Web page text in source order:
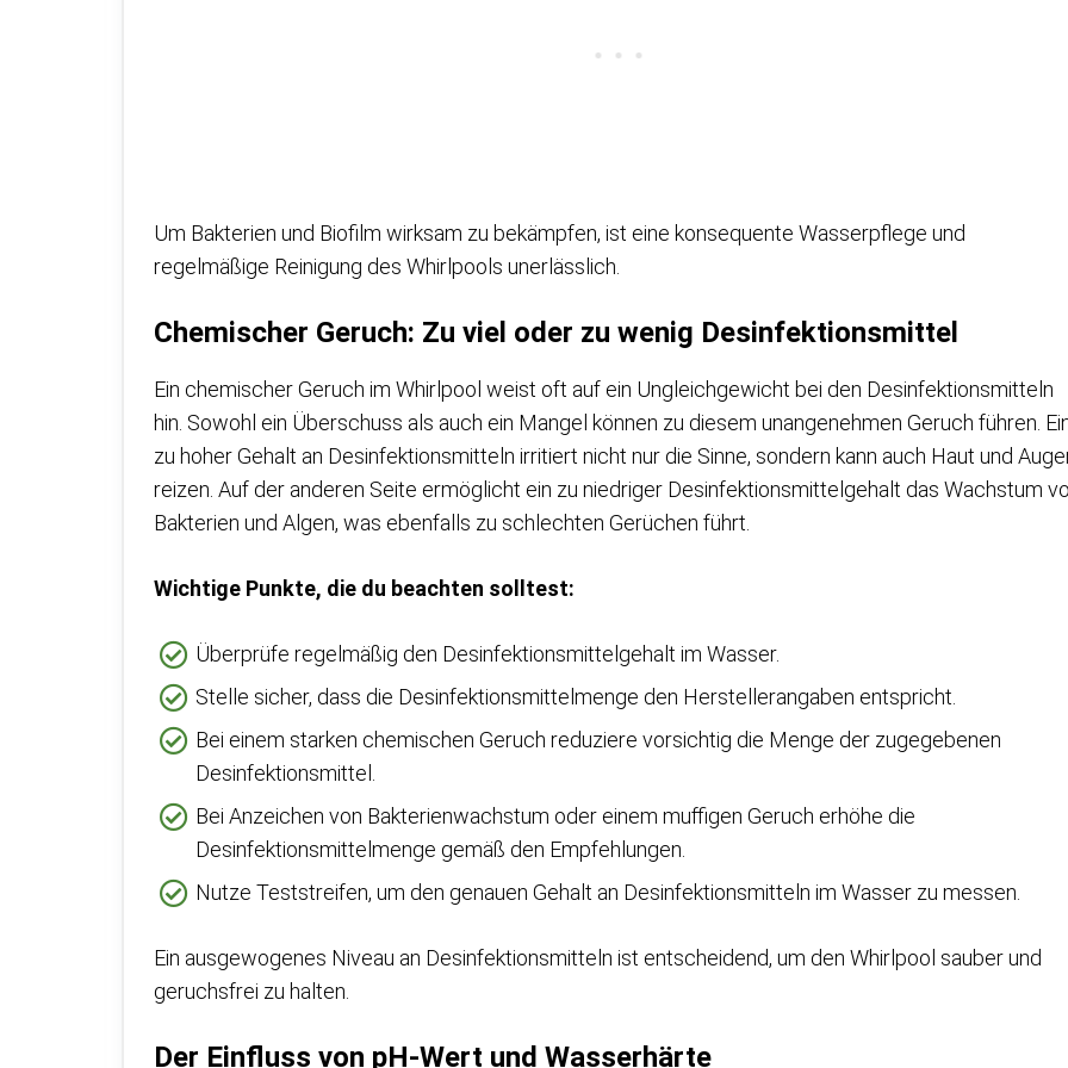
Um Bakterien und Biofilm wirksam zu bekämpfen, ist eine konsequente Wasserpflege und
regelmäßige Reinigung des Whirlpools unerlässlich.
Chemischer Geruch: Zu viel oder zu wenig Desinfektionsmittel
Ein chemischer Geruch im Whirlpool weist oft auf ein Ungleichgewicht bei den Desinfektionsmitteln
hin. Sowohl ein Überschuss als auch ein Mangel können zu diesem unangenehmen Geruch führen.
zu hoher Gehalt an Desinfektionsmitteln irritiert nicht nur die Sinne, sondern kann auch Haut und
reizen. Auf der anderen Seite ermöglicht ein zu niedriger Desinfektionsmittelgehalt das Wachstum
Bakterien und Algen, was ebenfalls zu schlechten Gerüchen führt.
Wichtige Punkte, die du beachten solltest:
Überprüfe regelmäßig den Desinfektionsmittelgehalt im Wasser.
Stelle sicher, dass die Desinfektionsmittelmenge den Herstellerangaben entspricht.
Bei einem starken chemischen Geruch reduziere vorsichtig die Menge der zugegebenen
Desinfektionsmittel.
Bei Anzeichen von Bakterienwachstum oder einem muffigen Geruch erhöhe die
Desinfektionsmittelmenge gemäß den Empfehlungen.
Nutze Teststreifen, um den genauen Gehalt an Desinfektionsmitteln im Wasser zu messen.
Ein ausgewogenes Niveau an Desinfektionsmitteln ist entscheidend, um den Whirlpool sauber und
geruchsfrei zu halten.
Der Einfluss von pH-Wert und Wasserhärte